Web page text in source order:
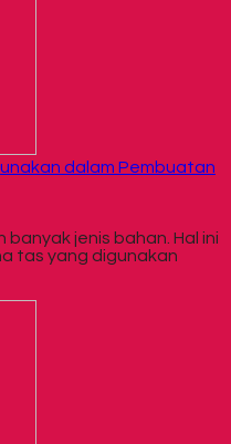
dalam Pembuatan
jenis bahan. Hal ini
tas yang digunakan